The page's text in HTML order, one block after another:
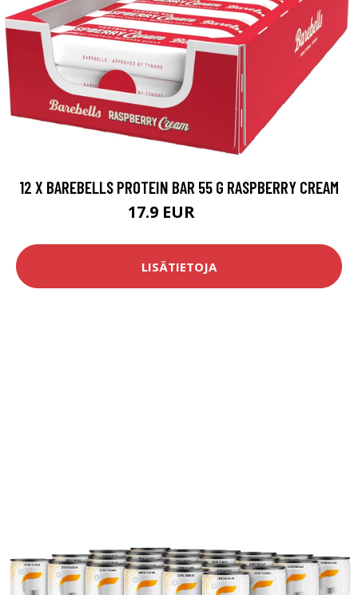
12 X BAREBELLS PROTEIN BAR 55 G RASPBERRY CREAM
17.9 EUR
LISÄTIETOJA